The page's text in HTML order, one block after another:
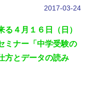
2017-03-24
る４月１６日（日）
ミナー「中学受験の
方とデータの読み